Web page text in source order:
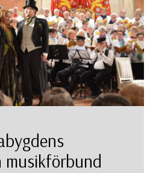
musikförbund